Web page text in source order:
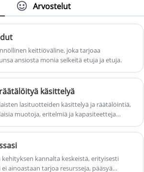
on kevyt ja
ja matalia
ja
ja
tapa
ne
keittiösi
ilmeen. Se
Kun
ja sulje
on
joka
esittelyn
Tämä
laatuun ja
Arvostelut
keittiöväline, joka tarjoaa
ansiosta monia selkeitä etuja ja etuja.
käsittelyä
lasituotteiden käsittelyä ja räätälöintiä,
muotoja, eritelmiä ja kapasiteetteja
vastata tarpeisiisi. Tervetuloa
lasituotteita.
kannalta keskeistä, erityisesti
ainoastaan ​​tarjoa resursseja, pääsyä